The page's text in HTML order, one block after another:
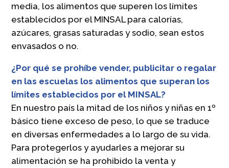
media, los alimentos que superen los límites
establecidos por el MINSAL para calorías,
azúcares, grasas saturadas y sodio, sean estos
envasados o no.
¿Por qué se prohíbe vender, publicitar o regalar
en las escuelas los alimentos que superan los
límites establecidos por el MINSAL?
En nuestro país la mitad de los niños y niñas en 1º
básico tiene exceso de peso, lo que se traduce
en diversas enfermedades a lo largo de su vida.
Para protegerlos y ayudarles a mejorar su
alimentación se ha prohibido la venta y